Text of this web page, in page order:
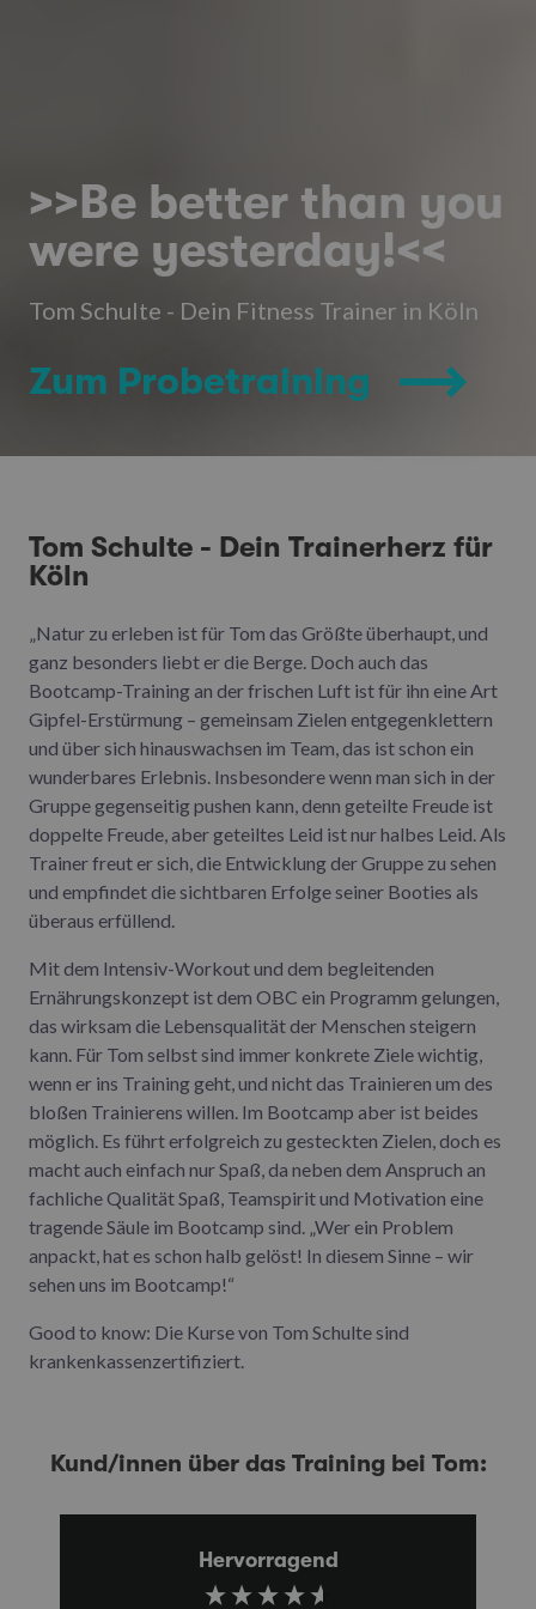
>>Be better than you
were yesterday!<<
Tom Schulte - Dein Fitness Trainer in Köln
Zum Probetraining
Tom Schulte - Dein Trainerherz für
Köln
„Natur zu erleben ist für Tom das Größte überhaupt, und
ganz besonders liebt er die Berge. Doch auch das
Bootcamp-Training an der frischen Luft ist für ihn eine Art
Gipfel-Erstürmung – gemeinsam Zielen entgegenklettern
und über sich hinauswachsen im Team, das ist schon ein
wunderbares Erlebnis. Insbesondere wenn man sich in der
Gruppe gegenseitig pushen kann, denn geteilte Freude ist
doppelte Freude, aber geteiltes Leid ist nur halbes Leid. Als
Trainer freut er sich, die Entwicklung der Gruppe zu sehen
und empfindet die sichtbaren Erfolge seiner Booties als
überaus erfüllend.
Mit dem Intensiv-Workout und dem begleitenden
Ernährungskonzept ist dem OBC ein Programm gelungen,
das wirksam die Lebensqualität der Menschen steigern
kann. Für Tom selbst sind immer konkrete Ziele wichtig,
wenn er ins Training geht, und nicht das Trainieren um des
bloßen Trainierens willen. Im Bootcamp aber ist beides
möglich. Es führt erfolgreich zu gesteckten Zielen, doch es
macht auch einfach nur Spaß, da neben dem Anspruch an
fachliche Qualität Spaß, Teamspirit und Motivation eine
tragende Säule im Bootcamp sind. „Wer ein Problem
anpackt, hat es schon halb gelöst! In diesem Sinne – wir
sehen uns im Bootcamp!“
Good to know: Die Kurse von Tom Schulte sind
krankenkassenzertifiziert.
Kund/innen über das Training bei Tom:
Hervorragend